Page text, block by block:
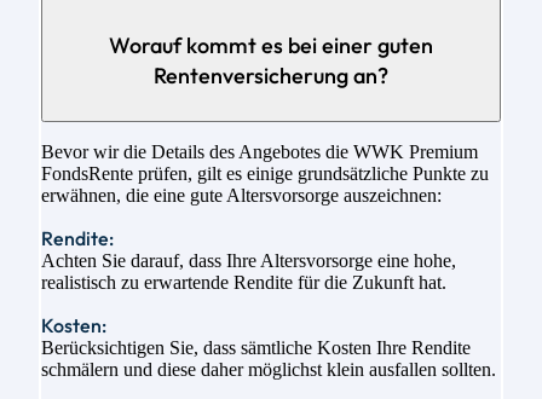
Worauf kommt es bei einer guten
Rentenversicherung an?
Bevor wir die Details des Angebotes die WWK Premium
FondsRente prüfen, gilt es einige grundsätzliche Punkte zu
erwähnen, die eine gute Altersvorsorge auszeichnen:
Rendite:
Achten Sie darauf, dass Ihre Altersvorsorge eine hohe,
realistisch zu erwartende Rendite für die Zukunft hat.
Kosten:
Berücksichtigen Sie, dass sämtliche Kosten Ihre Rendite
schmälern und diese daher möglichst klein ausfallen sollten.